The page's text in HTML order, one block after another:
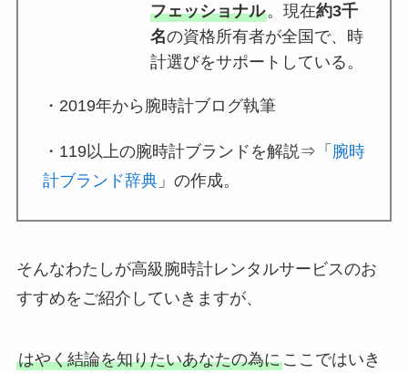
フェッショナル。現在約3千
名の資格所有者が全国で、時
計選びをサポートしている。
・2019年から腕時計ブログ執筆
・119以上の腕時計ブランドを解説⇒「 腕時
計ブランド辞典」の作成。
そんなわたしが高級腕時計レンタルサービスのお
すすめをご紹介していきますが、
はやく結論を知りたいあなたの為にここではいき